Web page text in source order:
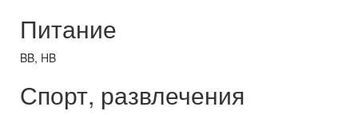
Питание
BB, HB
Спорт, развлечения